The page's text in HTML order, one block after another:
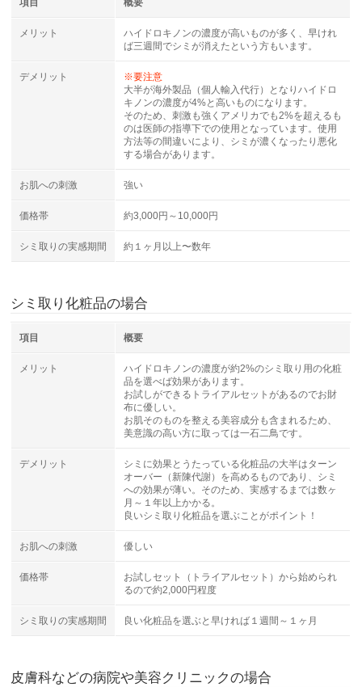
項目 概要
メリット
ハイドロキノンの濃度が高いものが多く、早けれ
ば三週間でシミが消えたという方もいます。
デメリット
※要注意
大半が海外製品（個人輸入代行）となりハイドロ
キノンの濃度が4%と高いものになります。
そのため、刺激も強くアメリカでも2%を超えるも
のは医師の指導下での使用となっています。使用
方法等の間違いにより、シミが濃くなったり悪化
する場合があります。
お肌への刺激 強い
価格帯 約3,000円～10,000円
シミ取りの実感期間 約１ヶ月以上〜数年
シミ取り化粧品の場合
項目 概要
メリット
ハイドロキノンの濃度が約2%のシミ取り用の化粧
品を選べば効果があります。
お試しができるトライアルセットがあるのでお財
布に優しい。
お肌そのものを整える美容成分も含まれるため、
美意識の高い方に取っては一石二鳥です。
デメリット
シミに効果とうたっている化粧品の大半はターン
オーバー（新陳代謝）を高めるものであり、シミ
への効果が薄い。そのため、実感するまでは数ヶ
月～１年以上かかる。
良いシミ取り化粧品を選ぶことがポイント！
お肌への刺激 優しい
価格帯
お試しセット（トライアルセット）から始められ
るので約2,000円程度
シミ取りの実感期間 良い化粧品を選ぶと早ければ１週間～１ヶ月
皮膚科などの病院や美容クリニックの場合